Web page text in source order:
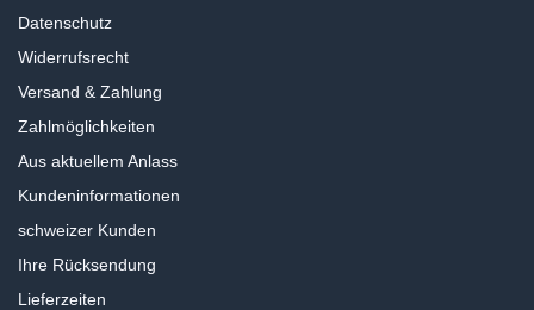
Datenschutz
Widerrufsrecht
Versand & Zahlung
Zahlmöglichkeiten
Aus aktuellem Anlass
Kundeninformationen
schweizer Kunden
Ihre Rücksendung
Lieferzeiten